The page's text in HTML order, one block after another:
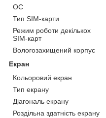
ОС
Тип SIM-карти
Режим роботи декількох
SIM-карт
Вологозахищений корпус
Екран
Кольоровий екран
Тип екрану
Діагональ екрану
Роздільна здатність екрану